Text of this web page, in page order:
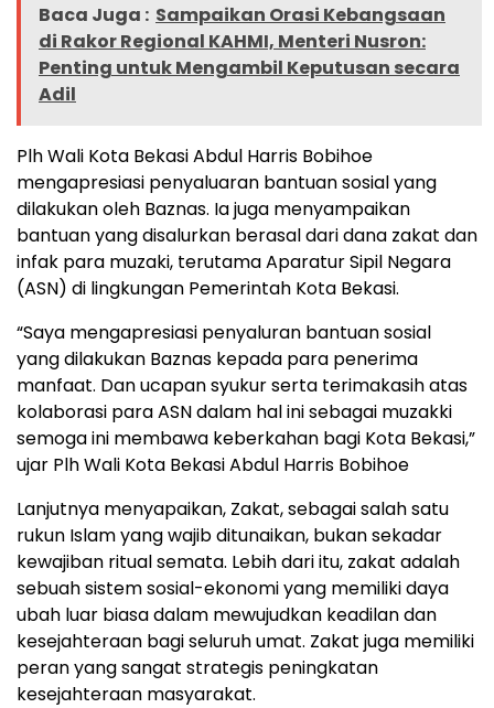
Baca Juga : Sampaikan Orasi Kebangsaan
di Rakor Regional KAHMI, Menteri Nusron:
Penting untuk Mengambil Keputusan secara
Adil
Plh Wali Kota Bekasi Abdul Harris Bobihoe
mengapresiasi penyaluaran bantuan sosial yang
dilakukan oleh Baznas. Ia juga menyampaikan
bantuan yang disalurkan berasal dari dana zakat dan
infak para muzaki, terutama Aparatur Sipil Negara
(ASN) di lingkungan Pemerintah Kota Bekasi.
“Saya mengapresiasi penyaluran bantuan sosial
yang dilakukan Baznas kepada para penerima
manfaat. Dan ucapan syukur serta terimakasih atas
kolaborasi para ASN dalam hal ini sebagai muzakki
semoga ini membawa keberkahan bagi Kota Bekasi,”
ujar Plh Wali Kota Bekasi Abdul Harris Bobihoe
Lanjutnya menyapaikan, Zakat, sebagai salah satu
rukun Islam yang wajib ditunaikan, bukan sekadar
kewajiban ritual semata. Lebih dari itu, zakat adalah
sebuah sistem sosial-ekonomi yang memiliki daya
ubah luar biasa dalam mewujudkan keadilan dan
kesejahteraan bagi seluruh umat. Zakat juga memiliki
peran yang sangat strategis peningkatan
kesejahteraan masyarakat.